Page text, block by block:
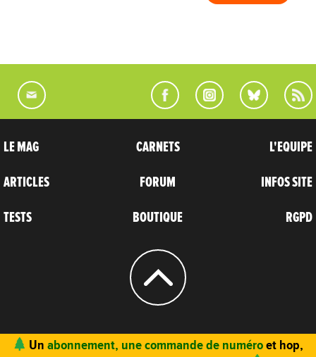
LE MAG
ARTICLES
TESTS
CARNETS
FORUM
BOUTIQUE
L'EQUIPE
INFOS SITE
RGPD
© 2004 - 2026 CARNETS D’AVENTURES
Un abonnement, une commande de numéroet hop,